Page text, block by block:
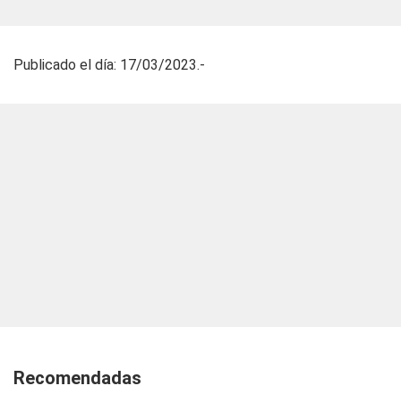
Publicado el día: 17/03/2023.-
Recomendadas